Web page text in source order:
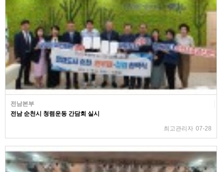
전남본부
전남 순천시 청렴운동 간담회 실시
최고관리자 07-28